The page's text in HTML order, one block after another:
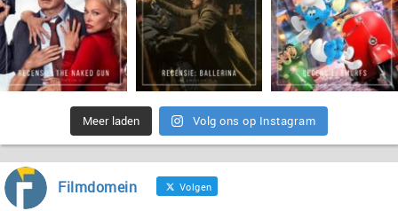
Meer laden Volg ons op Instagram
Filmdomein Volgen